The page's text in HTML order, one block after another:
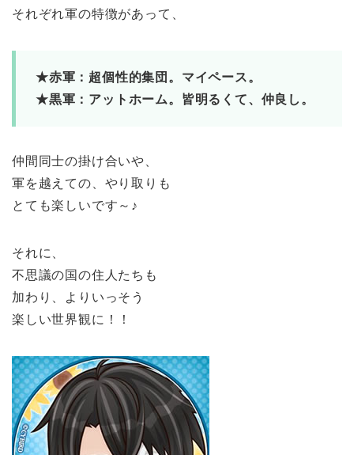
それぞれ軍の特徴があって、
★赤軍：超個性的集団。マイペース。
★黒軍：アットホーム。皆明るくて、仲良し。
仲間同士の掛け合いや、
軍を越えての、やり取りも
とても楽しいです～♪
それに、
不思議の国の住人たちも
加わり、よりいっそう
楽しい世界観に！！